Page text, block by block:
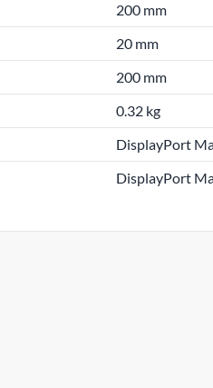
200 mm
20 mm
200 mm
0.32 kg
DisplayPort
DisplayPort